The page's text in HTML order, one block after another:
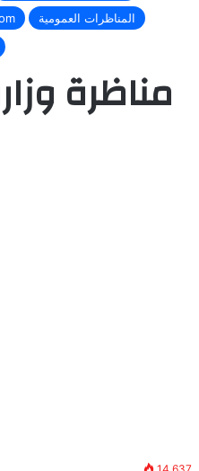
المناظرات العمومية
مناظرة